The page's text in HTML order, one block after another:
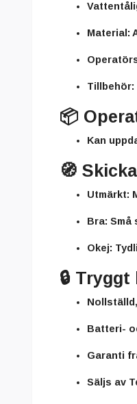
Material:
Tillbehör:
📦
Kan
🧭
Utmärkt:
Bra: Små
Okej:
🔒 Tryggt
Batteri-
Garanti
Säljs av